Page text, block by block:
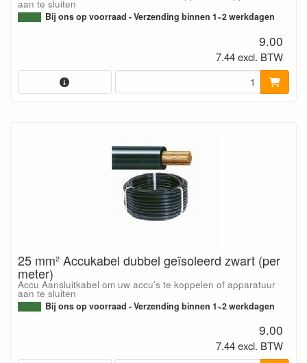
aan te sluiten
Bij ons op voorraad - Verzending binnen 1~2 werkdagen
9.00
7.44 excl. BTW
25 mm² Accukabel dubbel geïsoleerd zwart (per
meter)
Accu Aansluitkabel om uw accu's te koppelen of apparatuur
aan te sluiten
Bij ons op voorraad - Verzending binnen 1~2 werkdagen
9.00
7.44 excl. BTW